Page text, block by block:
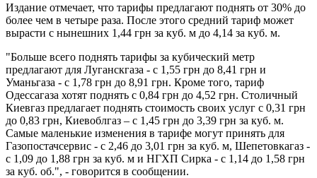
Издание отмечает, что тарифы предлагают поднять от 30% до
более чем в четыре раза. После этого средний тариф может
вырасти с нынешних 1,44 грн за куб. м до 4,14 за куб. м.
"Больше всего поднять тарифы за кубический метр
предлагают для Луганскгаза - с 1,55 грн до 8,41 грн и
Уманьгаза - с 1,78 грн до 8,91 грн. Кроме того, тариф
Одессагаза хотят поднять с 0,84 грн до 4,52 грн. Столичный
Киевгаз предлагает поднять стоимость своих услуг с 0,31 грн
до 0,83 грн, Киевоблгаз – с 1,45 грн до 3,39 грн за куб. м.
Самые маленькие изменения в тарифе могут принять для
Газопостачсервис - с 2,46 до 3,01 грн за куб. м, Шепетовкагаз -
с 1,09 до 1,88 грн за куб. м и НГХП Сирка - с 1,14 до 1,58 грн
за куб. об.", - говорится в сообщении.